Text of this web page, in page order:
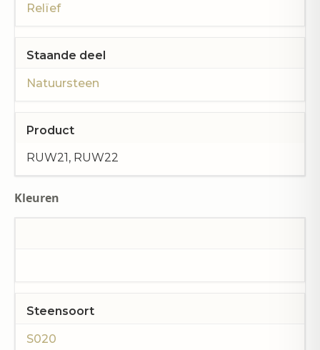
Relïef
Staande deel
Natuursteen
Product
RUW21, RUW22
Kleuren
Steensoort
S020